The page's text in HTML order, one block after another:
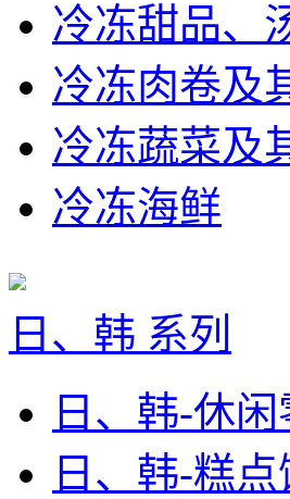
冷冻甜品、
冷冻肉卷及
冷冻蔬菜及
冷冻海鲜
日、韩 系列
日、韩-休
日、韩-糕点